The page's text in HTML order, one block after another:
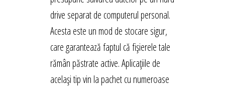
drive separat de computerul personal.
Acesta este un mod de stocare sigur,
care garantează faptul că fișierele tale
rămân păstrate active. Aplicațiile de
același tip vin la pachet cu numeroase